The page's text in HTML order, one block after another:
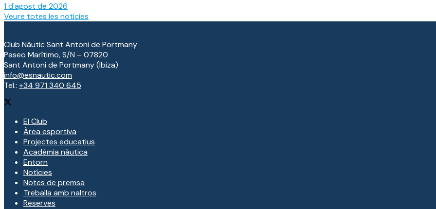
1 d'agost de 2026
Veure totes les notícies
Club Nàutic Sant Antoni de Portmany
Paseo Marítimo, S/N – 07820
Sant Antoni de Portmany (Ibiza)
info@esnautic.com
Tel.: +34 971 340 645
El Club
Àrea esportiva
Projectes educatius
Acadèmia nàutica
Entorn
Notícies
Notes de premsa
Treballa amb naltros
Reserves